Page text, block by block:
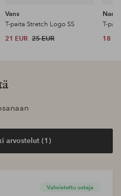
Vans
T-paita Stretch Logo SS
21 EUR 25 EUR 18
arvostelut (1)
Vahvistettu ostaja